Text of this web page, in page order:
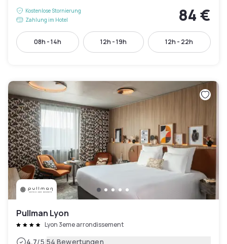
Kostenlose Stornierung
Zahlung im Hotel
84 €
08h - 14h 12h - 19h 12h - 22h
Pullman Lyon
Lyon 3eme arrondissement
4.7/5 54 Bewertungen